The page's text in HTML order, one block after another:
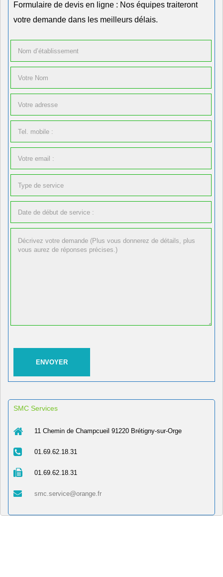
Formulaire de devis en ligne : Nos équipes traiteront
votre demande dans les meilleurs délais.
SMC Services
11 Chemin de Champcueil 91220 Brétigny-sur-Orge
01.69.62.18.31
01.69.62.18.31
smc.service@orange.fr